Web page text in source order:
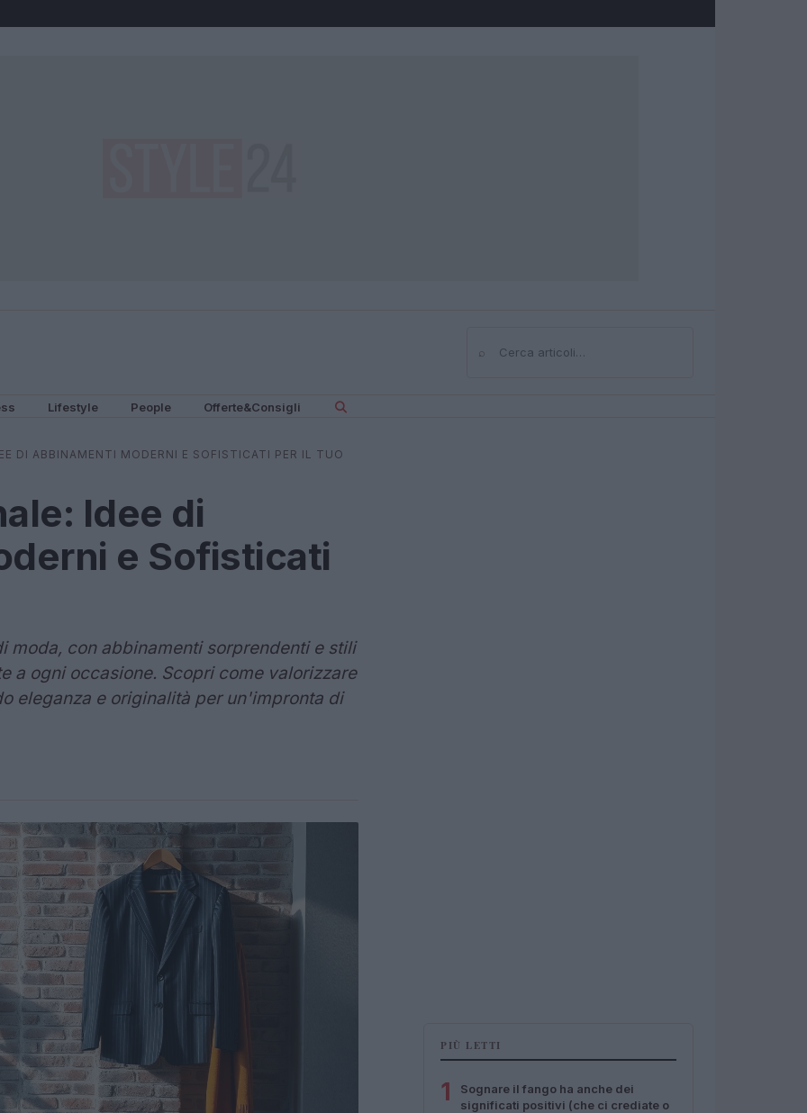
⌕Cerca
Lifestyle People Offerte&Consigli
DI ABBINAMENTI MODERNI E SOFISTICATI PER IL TUO
Idee di
e Sofisticati
moda, con abbinamenti sorprendenti e stili
a ogni occasione. Scopri come valorizzare
eleganza e originalità per un'impronta di
PIÙ LETTI
1
Sognare il fango ha anche dei
significati positivi (che ci crediate o